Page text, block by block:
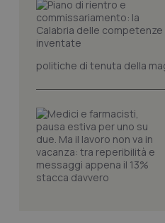
politiche di tenuta della